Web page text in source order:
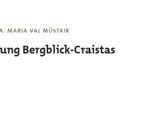
MARIA VAL MÜSTAIR
Bergblick-Craistas